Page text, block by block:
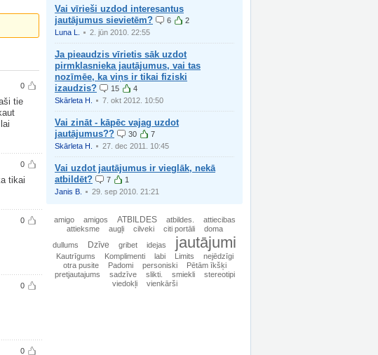
0
tie
0
tikai
0
0
0
Vai vīrieši uzdod interesantus
jautājumus sievietēm?
6
2
Luna L.
2. jūn 2010. 22:55
Ja pieaudzis vīrietis sāk uzdot
pirmklasnieka jautājumus, vai tas
nozīmēe, ka viņs ir tikai fiziski
izaudzis?
15
4
Skārleta H.
7. okt 2012. 10:50
Vai zināt - kāpēc vajag uzdot
jautājumus??
30
7
Skārleta H.
27. dec 2011. 10:45
Vai uzdot jautājumus ir vieglāk, nekā
atbildēt?
7
1
Janis B.
29. sep 2010. 21:21
amigo amigos ATBILDES atbildes.
attiecibas
attieksme
augļi cilveki citi portāli
doma
dullums
Dzīve gribet idejas jautājumi
Kautrīgums Komplimenti labi Limits
nejēdzīgi
otra pusite
Padomi personiski
Pētām īkšķi
pretjautajums
sadzīve slikti. smiekli
stereotipi
viedokļi
vienkārši